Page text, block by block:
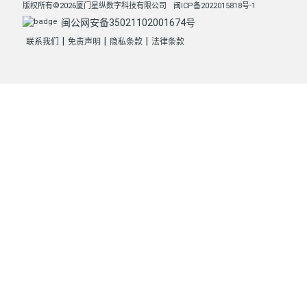
版权所有©2026厦门星纵数字科技有限公司 闽ICP备2022015818号-1
闽公网安备35021102001674号
联系我们 免责声明 隐私条款 法律条款